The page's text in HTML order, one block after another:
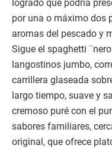
logrado que podría
por una o máximo dos
aromas del pescado y
Sigue el spaghetti
langostinos jumbo,
carrillera glaseada
largo tiempo, suave y
cremoso puré con el
sabores familiares,
original, que ofrece